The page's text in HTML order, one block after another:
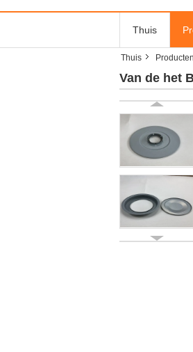
Thuis
Thuis Producten
Van de het